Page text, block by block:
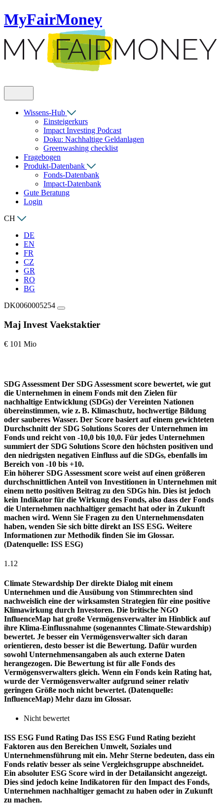
MyFairMoney
Wissens-Hub
Einsteigerkurs
Impact Investing Podcast
Doku: Nachhaltige Geldanlagen
Greenwashing checklist
Fragebogen
Produkt-Datenbank
Fonds-Datenbank
Impact-Datenbank
Gute Beratung
Login
CH
DE
EN
FR
CZ
GR
RO
BG
DK0060005254
Maj Invest Vaekstaktier
€ 101 Mio
SDG Assessment Der SDG Assessment score bewertet, wie gut
die Unternehmen in einem Fonds mit den Zielen für
nachhaltige Entwicklung (SDGs) der Vereinten Nationen
übereinstimmen, wie z. B. Klimaschutz, hochwertige Bildung
oder sauberes Wasser. Der Score basiert auf einem gewichteten
Durchschnitt der SDG Solutions Scores der Unternehmen im
Fonds und reicht von -10,0 bis 10,0. Für jedes Unternehmen
summiert der SDG Solutions Score den höchsten positiven und
den niedrigsten negativen Einfluss auf die SDGs, ebenfalls im
Bereich von -10 bis +10.
Ein höherer SDG Assessment score weist auf einen größeren
durchschnittlichen Anteil von Investitionen in Unternehmen mit
einem netto positiven Beitrag zu den SDGs hin. Dies ist jedoch
kein Indikator für die Wirkung des Fonds, also dass der Fonds
die Unternehmen nachhaltiger gemacht hat oder in Zukunft
machen wird. Wenn Sie Fragen zu den Unternehmensdaten
haben, wenden Sie sich bitte direkt an ISS ESG. Weitere
Informationen zur Methodik finden Sie im Glossar.
(Datenquelle: ISS ESG)
1.12
Climate Stewardship Der direkte Dialog mit einem
Unternehmen und die Ausübung von Stimmrechten sind
nachweislich eine der wirksamsten Strategien für eine positive
Klimawirkung durch Investoren. Die britische NGO
InfluenceMap hat große Vermögensverwalter im Hinblick auf
ihre Klima-Einflussnahme (sogenanntes Climate-Stewardship)
bewertet. Je besser ein Vermögensverwalter sich daran
orientieren, desto besser ist die Bewertung. Dafür wurden
sowohl Unternehmensangaben als auch externe Daten
herangezogen. Die Bewertung ist für alle Fonds des
Vermögensverwalters gleich. Wenn ein Fonds kein Rating hat,
wurde der Vermögensverwalter aufgrund seiner relativ
geringen Größe noch nicht bewertet. (Datenquelle:
InfluenceMap) Mehr dazu im Glossar.
Nicht bewertet
ISS ESG Fund Rating Das ISS ESG Fund Rating bezieht
Faktoren aus den Bereichen Umwelt, Soziales und
Unternehmensführung mit ein. Mehr Sterne bedeuten, dass ein
Fonds relativ besser als seine Vergleichsgruppe abschneidet.
Ein absoluter ESG Score wird in der Detailansicht angezeigt.
Dies sind jedoch keine Indikatoren für den Impact des Fonds,
Unternehmen nachhaltiger gemacht zu haben oder in Zukunft
zu machen.